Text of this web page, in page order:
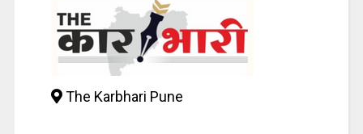
The Karbhari Pune